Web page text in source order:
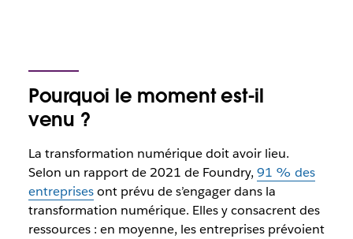
Pourquoi le moment est-il
venu ?
La transformation numérique doit avoir lieu.
Selon un rapport de 2021 de Foundry, 91 % des
entreprisesont prévu de s’engager dans la
transformation numérique. Elles y consacrent des
ressources : en moyenne, les entreprises prévoient